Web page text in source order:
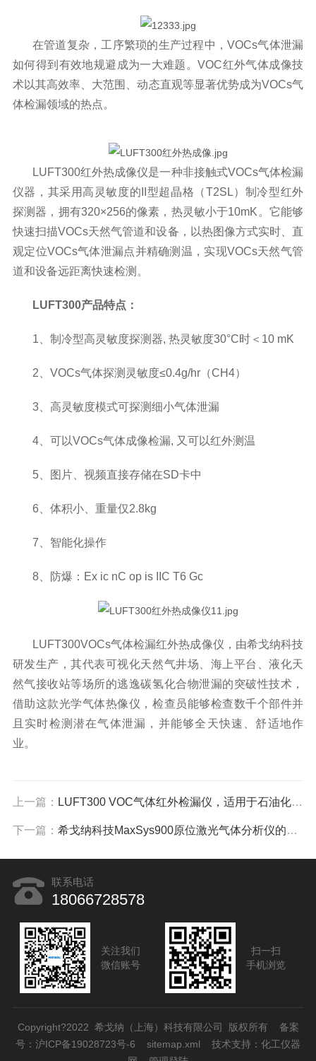
在管道复杂，工序繁琐的生产过程中，VOCs气体泄漏
如何得到有效地规避成为一大难题。VOC红外气体成像技
术以其高效率、大范围、动态直观等显著优势成为VOCs气
体检漏领域的热点。
LUFT300红外热成像仪是一种非接触式VOCs气体检漏
仪器，其采用高灵敏度的II型超晶格（T2SL）制冷型红外
探测器，拥有320×256的像素，热灵敏小于10mK。它能够
快速扫描VOCs天然气管道和设备，以热图像方式实时、直
观定位VOCs气体泄漏点并精确测温，实现VOCs天然气管
道和设备远距离快速检测。
LUFT300产品特点：
1、制冷型高灵敏度探测器, 热灵敏度30°C时＜10 mK
2、VOCs气体探测灵敏度≤0.4g/hr（CH4）
3、高灵敏度模式可探测细小气体泄漏
4、可以VOCs气体成像检漏, 又可以红外测温
5、图片、视频直接存储在SD卡中
6、体积小、重量仅2.8kg
7、智能化操作
8、防爆：Ex ic nC op is IIC T6 Gc
LUFT300VOCs气体检漏红外热成像仪，由希戈纳科技
研发生产，其代表可视化天然气井场、海上平台、液化天
然气接收站等场所的逃逸碳氢化合物泄漏的突破性技术，
借助这款光学气体热像仪，检查员能够检查数千个部件并
且实时检测潜在气体泄漏，并能够全天快速、舒适地作
业。
上一篇： LUFT300 VOC气体红外检漏仪，适用于石油化工及环保行业
下一篇： 希戈纳科技MaxSys900原位激光气体分析仪的8大优势
联系电话
18066728578
关注我们
微信账号
扫一扫
手机浏览
Copyright?2022 希戈纳（上海）科技有限公司 版权所有 备案
号： 沪ICP备19028723号-6 sitemap.xml 技术支持： 化工仪器